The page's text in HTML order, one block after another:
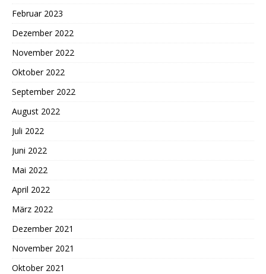
Februar 2023
Dezember 2022
November 2022
Oktober 2022
September 2022
August 2022
Juli 2022
Juni 2022
Mai 2022
April 2022
März 2022
Dezember 2021
November 2021
Oktober 2021